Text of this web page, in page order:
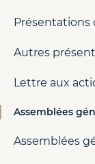
Présentations
Autres
Lettre aux
Assemblées
Assemblées